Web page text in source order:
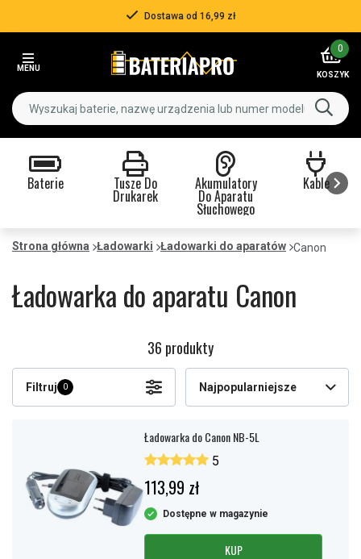
Ponad 500 000 klientów
MENU
0
KOSZYK
Baterie Tusze Do
Drukarek
Akumulatory
Do Aparatu
Słuchowego
Kable
Strona główna Ładowarki Ładowarki do aparatów Canon
Ładowarka do aparatu Canon
36 produkty
Filtruj 0 Najpopularniejsze
Ładowarka do Canon NB-5L
5
113,99 zł
Dostępne w magazynie
KUP